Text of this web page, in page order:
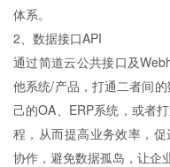
体系。
2、数据接口API
通过简道云公共接口及
他系统/产品，打通二者间
己的OA、ERP系统，或者
程，从而提高业务效率，
协作，避免数据孤岛，让企